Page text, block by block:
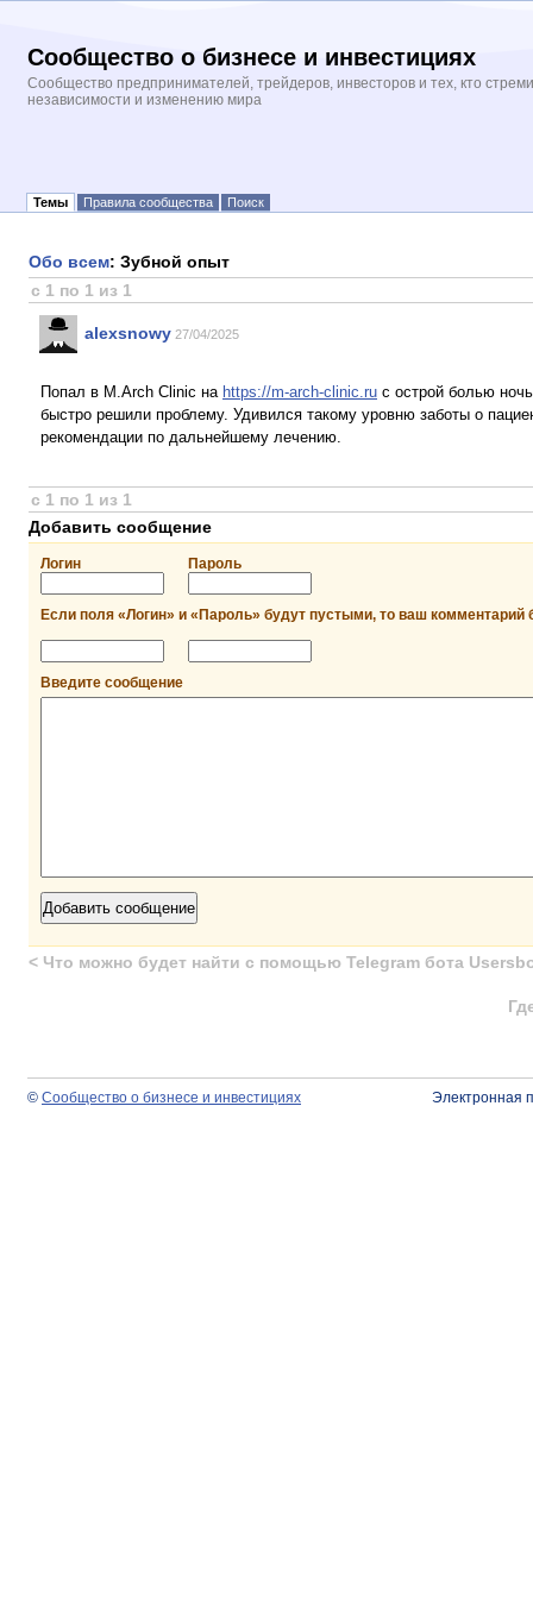
Сообщество о бизнесе и инвестициях
Сообщество предпринимателей, трейдеров, инвесторов и тех, кто
независимости и изменению мира
Темы Правила сообщества Поиск
Обо всем: Зубной опыт
с 1 по 1 из 1
alexsnowy 27/04/2025
Попал в M.Arch Clinic на https://m-arch-clinic.ru с острой болью
быстро решили проблему. Удивился такому уровню заботы о
рекомендации по дальнейшему лечению.
с 1 по 1 из 1
Добавить сообщение
Логин Пароль
Если поля «Логин» и «Пароль» будут пустыми, то ваш комментарий
Введите сообщение
< Что можно будет найти с помощью Telegram бота
© Сообщество о бизнесе и инвестициях Электронная